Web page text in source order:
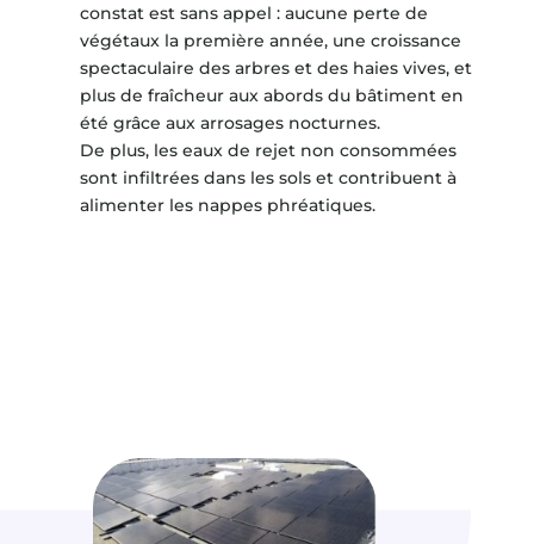
constat est sans appel : aucune perte de
végétaux la première année, une croissance
spectaculaire des arbres et des haies vives, et
plus de fraîcheur aux abords du bâtiment en
été grâce aux arrosages nocturnes.
De plus, les eaux de rejet non consommées
sont infiltrées dans les sols et contribuent à
alimenter les nappes phréatiques.